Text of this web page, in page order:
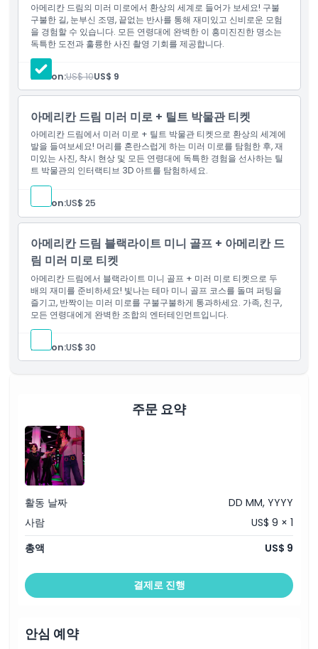
포함 사항
아동 성인 정책
포함되지 않는 사항
적합하지 않은 대상
운영 시간
알아야 할 사항
위치
가는 방법
교환 방법
아메리칸 드림의 미러 미로에서 환상의 세계로 들어가 보세요! 구불
구불한 길, 눈부신 조명, 끝없는 반사를 통해 재미있고 신비로운 모험
을 경험할 수 있습니다. 모든 연령대에 완벽한 이 흥미진진한 명소는
독특한 도전과 훌륭한 사진 촬영 기회를 제공합니다.
Person:US$ 10US$ 9
아메리칸 드림 미러 미로 + 틸트 박물관 티켓
아메리칸 드림에서 미러 미로 + 틸트 박물관 티켓으로 환상의 세계에
발을 들여보세요! 머리를 혼란스럽게 하는 미러 미로를 탐험한 후, 재
미있는 사진, 착시 현상 및 모든 연령대에 독특한 경험을 선사하는 틸
트 박물관의 인터랙티브 3D 아트를 탐험하세요.
Person:US$ 25
아메리칸 드림 블랙라이트 미니 골프 + 아메리칸 드
림 미러 미로 티켓
아메리칸 드림에서 블랙라이트 미니 골프 + 미러 미로 티켓으로 두
배의 재미를 준비하세요! 빛나는 테마 미니 골프 코스를 돌며 퍼팅을
즐기고, 반짝이는 미러 미로를 구불구불하게 통과하세요. 가족, 친구,
모든 연령대에게 완벽한 조합의 엔터테인먼트입니다.
Person:US$ 30
주문 요약
활동 날짜
DD MM, YYYY
사람
US$ 9 × 1
총액
US$ 9
결제로 진행
안심 예약